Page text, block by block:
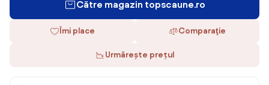
Către magazin topscaune.ro
Îmi place Comparaţie
Urmărește prețul